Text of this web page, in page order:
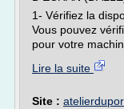
1- Vérifiez la
Vous pouvez
pour votre
Lire la suite
Site :